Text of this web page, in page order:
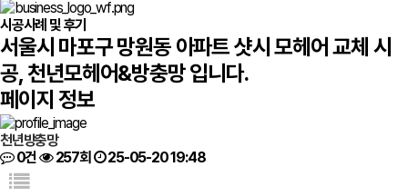
시공사례 및 후기
서울시 마포구 망원동 아파트 샷시 모헤어 교체 시
공, 천년모헤어&방충망 입니다.
페이지 정보
천년방충망
0건
257회 25-05-20 19:48